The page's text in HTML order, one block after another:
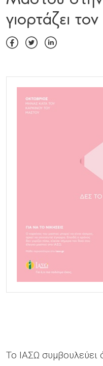
γιορτάζει
Το ΙΑΣΩ συμβουλεύει